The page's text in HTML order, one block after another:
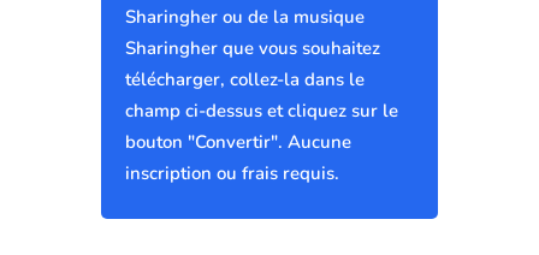
Sharingher ou de la musique
Sharingher que vous souhaitez
télécharger, collez-la dans le
champ ci-dessus et cliquez sur le
bouton "Convertir". Aucune
inscription ou frais requis.